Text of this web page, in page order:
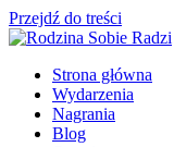
Przejdź do treści
Strona główna
Wydarzenia
Nagrania
Blog